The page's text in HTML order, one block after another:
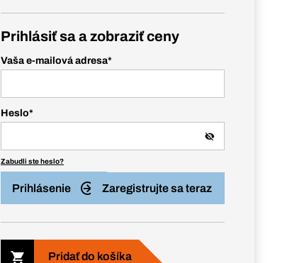
Prihlásiť sa a zobraziť ceny
Vaša e-mailová adresa*
Heslo*
Zabudli ste heslo?
Prihlásenie Zaregistrujte sa teraz
Pridať do košíka